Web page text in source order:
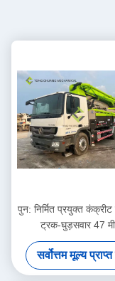
पुन: निर्मित प्रयुक्त
ट्रक-घुड़सवार 47
सर्वोत्तम मूल्य